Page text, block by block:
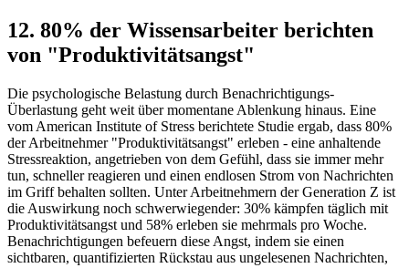
12. 80% der Wissensarbeiter berichten
von "Produktivitätsangst"
Die psychologische Belastung durch Benachrichtigungs-
Überlastung geht weit über momentane Ablenkung hinaus. Eine
vom American Institute of Stress berichtete Studie ergab, dass 80%
der Arbeitnehmer "Produktivitätsangst" erleben - eine anhaltende
Stressreaktion, angetrieben von dem Gefühl, dass sie immer mehr
tun, schneller reagieren und einen endlosen Strom von Nachrichten
im Griff behalten sollten. Unter Arbeitnehmern der Generation Z ist
die Auswirkung noch schwerwiegender: 30% kämpfen täglich mit
Produktivitätsangst und 58% erleben sie mehrmals pro Woche.
Benachrichtigungen befeuern diese Angst, indem sie einen
sichtbaren, quantifizierten Rückstau aus ungelesenen Nachrichten,